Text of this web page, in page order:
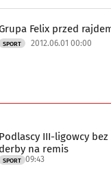
Felix przed
SPORT 2012.06.01 00:00
Podlascy III-ligowcy bez
derby na remis
SPORT 09:43